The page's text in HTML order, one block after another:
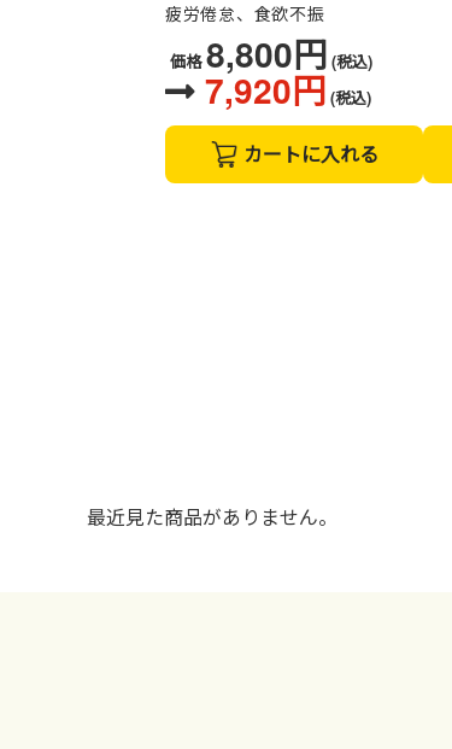
疲労倦怠、食欲不振
価格 8,800円 (税込)
7,920円 (税込)
カートに入れる
最近見た商品がありません。